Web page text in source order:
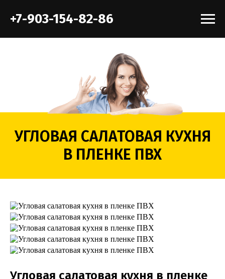
+7-903-154-82-86
УГЛОВАЯ САЛАТОВАЯ КУХНЯ
В ПЛЕНКЕ ПВХ
Угловая салатовая кухня в пленке